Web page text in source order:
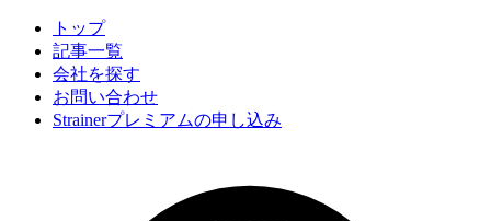
トップ
記事一覧
会社を探す
お問い合わせ
Strainerプレミアムの申し込み